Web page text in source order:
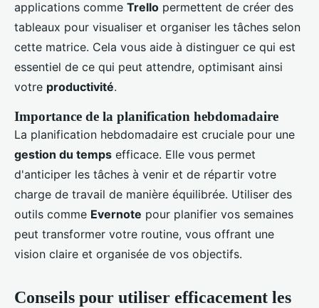
applications comme Trello permettent de créer des
tableaux pour visualiser et organiser les tâches selon
cette matrice. Cela vous aide à distinguer ce qui est
essentiel de ce qui peut attendre, optimisant ainsi
votre productivité.
Importance de la planification hebdomadaire
La planification hebdomadaire est cruciale pour une
gestion du temps efficace. Elle vous permet
d'anticiper les tâches à venir et de répartir votre
charge de travail de manière équilibrée. Utiliser des
outils comme Evernote pour planifier vos semaines
peut transformer votre routine, vous offrant une
vision claire et organisée de vos objectifs.
Conseils pour utiliser efficacement les